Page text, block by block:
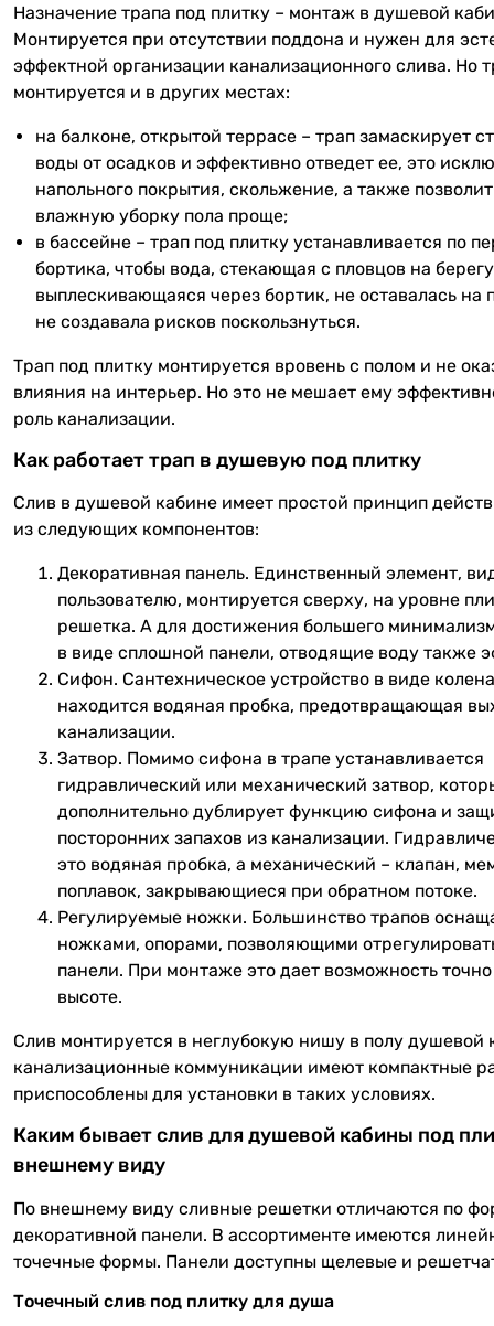
Назначение трапа под плитку – монтаж в душевой
Монтируется при отсутствии поддона и нужен для
эффектной организации канализационного слива. Но
монтируется и в других местах:
на балконе, открытой террасе – трап замаскирует
воды от осадков и эффективно отведет ее, это
напольного покрытия, скольжение, а также
влажную уборку пола проще;
в бассейне – трап под плитку устанавливается по
бортика, чтобы вода, стекающая с пловцов на
выплескивающаяся через бортик, не оставалась на
не создавала рисков поскользнуться.
Трап под плитку монтируется вровень с полом и не
влияния на интерьер. Но это не мешает ему
роль канализации.
Как работает трап в душевую под плитку
Слив в душевой кабине имеет простой принцип
из следующих компонентов:
Декоративная панель. Единственный элемент,
пользователю, монтируется сверху, на уровне
решетка. А для достижения большего
в виде сплошной панели, отводящие воду также
Сифон. Сантехническое устройство в виде
находится водяная пробка, предотвращающая
канализации.
Затвор. Помимо сифона в трапе устанавливается
гидравлический или механический затвор,
дополнительно дублирует функцию сифона и
посторонних запахов из канализации.
это водяная пробка, а механический – клапан,
поплавок, закрывающиеся при обратном потоке.
Регулируемые ножки. Большинство трапов
ножками, опорами, позволяющими
панели. При монтаже это дает возможность
высоте.
Слив монтируется в неглубокую нишу в полу душевой
канализационные коммуникации имеют компактные
приспособлены для установки в таких условиях.
Каким бывает слив для душевой кабины под
внешнему виду
По внешнему виду сливные решетки отличаются по
декоративной панели. В ассортименте имеются
точечные формы. Панели доступны щелевые и
Точечный слив под плитку для душа